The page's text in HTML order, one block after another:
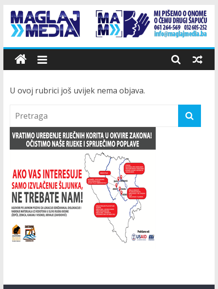
Skip
content
Maglaj
Media
Mi
onome
šapuću
U ovoj rubrici još uvijek nema objava.